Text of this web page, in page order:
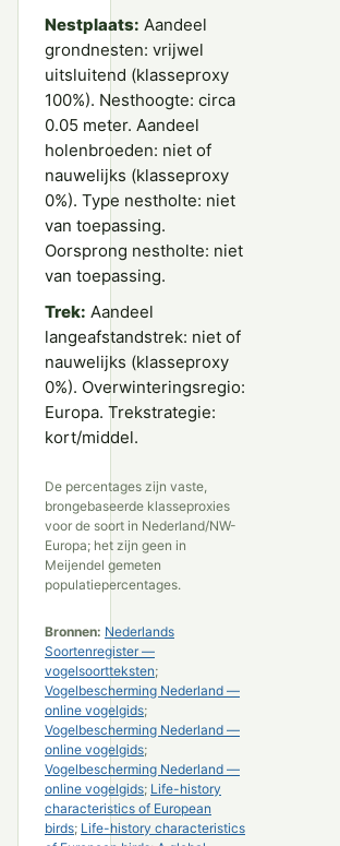
Nestplaats: Aandeel
grondnesten: vrijwel
uitsluitend (klasseproxy
100%). Nesthoogte: circa
0.05 meter. Aandeel
holenbroeden: niet of
nauwelijks (klasseproxy
0%). Type nestholte: niet
van toepassing.
Oorsprong nestholte: niet
van toepassing.
Trek: Aandeel
langeafstandstrek: niet of
nauwelijks (klasseproxy
0%). Overwinteringsregio:
Europa. Trekstrategie:
kort/middel.
De percentages zijn vaste,
brongebaseerde klasseproxies
voor de soort in Nederland/NW-
Europa; het zijn geen in
Meijendel gemeten
populatiepercentages.
Bronnen: Nederlands
Soortenregister —
vogelsoortteksten;
Vogelbescherming Nederland —
online vogelgids;
Vogelbescherming Nederland —
online vogelgids;
Vogelbescherming Nederland —
online vogelgids; Life-history
characteristics of European
birds; Life-history characteristics